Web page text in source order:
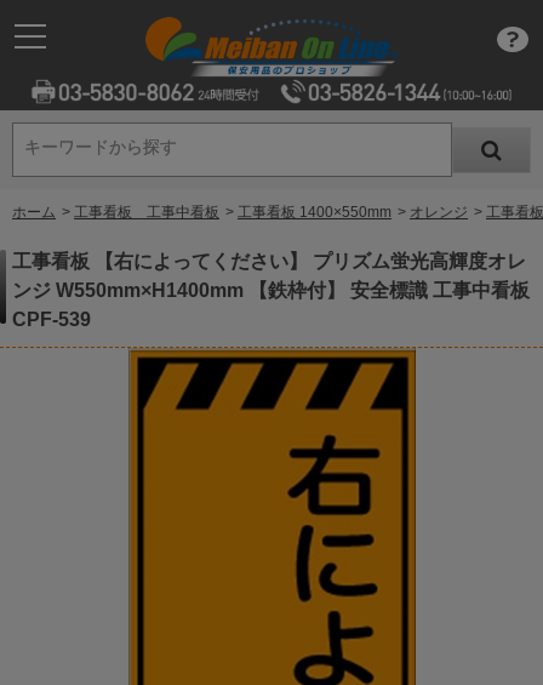
キーワードから探す
キーワードから探す
ホーム > 工事看板 工事中看板 > 工事看板 1400×550mm > オレンジ > 工事看
工事看板 【右によってください】 プリズム蛍光高輝度オレ
ンジ W550mm×H1400mm 【鉄枠付】 安全標識 工事中看板
CPF-539